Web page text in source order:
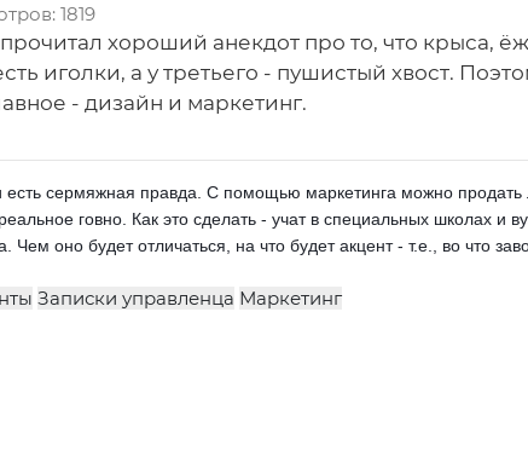
1819
хороший анекдот про то, что крыса,
иголки, а у третьего - пушистый хвост.
- дизайн и маркетинг.
есть сермяжная правда. С помощью маркетинга можно продать
говно. Как это сделать - учат в специальных школах и
Чем оно будет отличаться, на что будет акцент - т.е., во что
Записки управленца Маркетинг